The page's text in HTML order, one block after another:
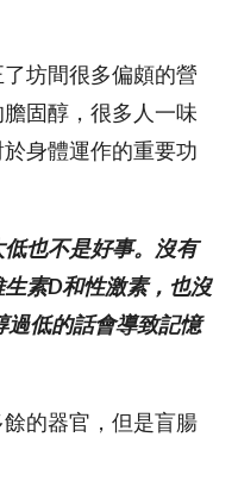
坊間很多偏頗的營
固醇，很多人一味
身體運作的重要功
也不是好事。沒有
素D和性激素，也沒
過低的話會導致記憶
的器官，但是盲腸